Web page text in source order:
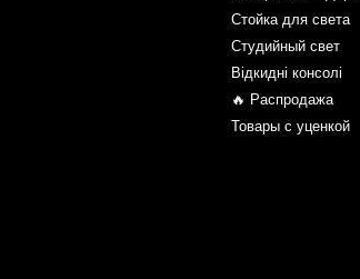
Стойка для света
Студийный свет
Відкидні консолі
🔥 Распродажа
Товары с уценкой